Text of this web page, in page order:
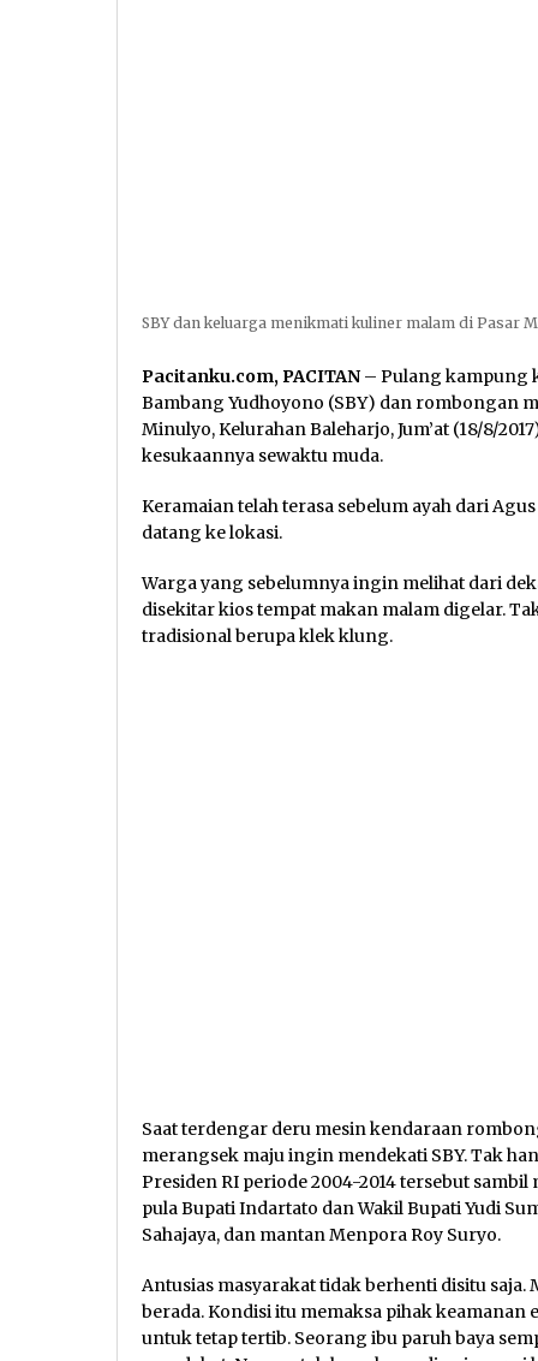
SBY dan keluarga menikmati kuliner malam di Pasar
Pacitanku.com, PACITAN – Pulang kampung
Bambang Yudhoyono (SBY) dan rombongan
Minulyo, Kelurahan Baleharjo, Jum’at (18/8/
kesukaannya sewaktu muda.
Keramaian telah terasa sebelum ayah dari
datang ke lokasi.
Warga yang sebelumnya ingin melihat dari
disekitar kios tempat makan malam digelar.
tradisional berupa klek klung.
Saat terdengar deru mesin kendaraan
merangsek maju ingin mendekati SBY. Tak
Presiden RI periode 2004-2014 tersebut
pula Bupati Indartato dan Wakil Bupati Yudi
Sahajaya, dan mantan Menpora Roy Suryo.
Antusias masyarakat tidak berhenti disitu
berada. Kondisi itu memaksa pihak
untuk tetap tertib. Seorang ibu paruh baya